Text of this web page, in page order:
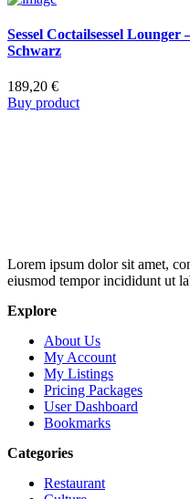
Sessel Coctailsessel
Schwarz
189,20 €
Buy product
Lorem ipsum dolor sit amet,
eiusmod tempor incididunt ut
Explore
About Us
My Account
My Listings
Pricing Packages
User Dashboard
Bookmarks
Categories
Restaurant